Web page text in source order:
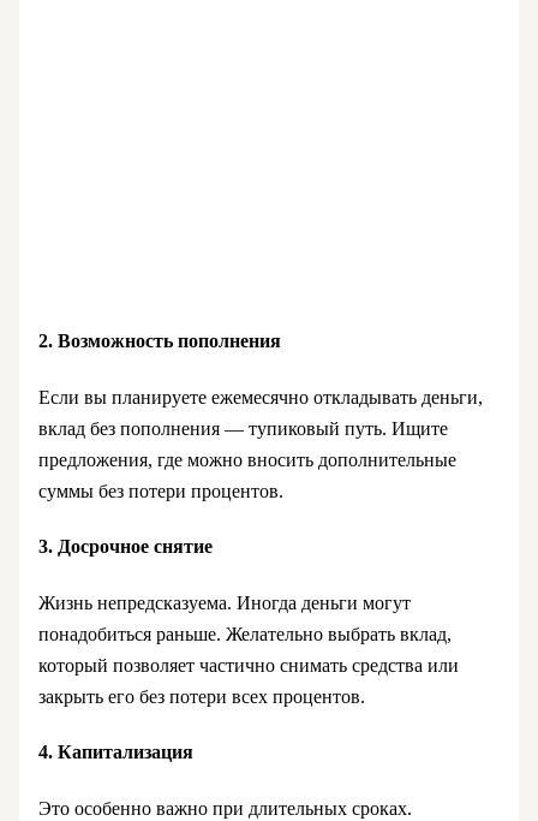
2. Возможность пополнения
Если вы планируете ежемесячно откладывать деньги,
вклад без пополнения — тупиковый путь. Ищите
предложения, где можно вносить дополнительные
суммы без потери процентов.
3. Досрочное снятие
Жизнь непредсказуема. Иногда деньги могут
понадобиться раньше. Желательно выбрать вклад,
который позволяет частично снимать средства или
закрыть его без потери всех процентов.
4. Капитализация
Это особенно важно при длительных сроках.